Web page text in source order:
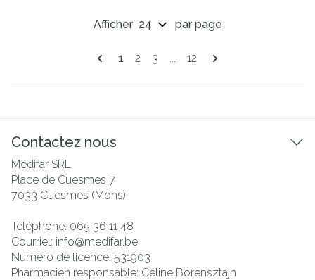
Pages
Vous lisez actuellement la page
1 Page
2 Page
3 ... Page
12
Afficher par page
Contactez nous
Medifar SRL
Place de Cuesmes 7
7033 Cuesmes (Mons)
Téléphone: 065 36 11 48
Courriel: info@medifar.be
Numéro de licence: 531903
Pharmacien responsable: Céline Borensztajn